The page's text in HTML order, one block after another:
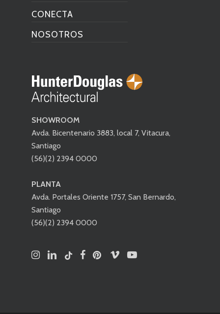
SHOWROOM
Avda. Bicentenario 3883, local 7, Vitacura,
Santiago
(56)(2) 2394 0000
PLANTA
Avda. Portales Oriente 1757, San Bernardo,
Santiago
(56)(2) 2394 0000
CONECTA
NOSOTROS